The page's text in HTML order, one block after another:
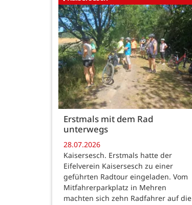
Erstmals mit dem Rad
unterwegs
28.07.2026
Kaisersesch. Erstmals hatte der
Eifelverein Kaisersesch zu einer
geführten Radtour eingeladen. Vom
Mitfahrerparkplatz in Mehren
machten sich zehn Radfahrer auf die